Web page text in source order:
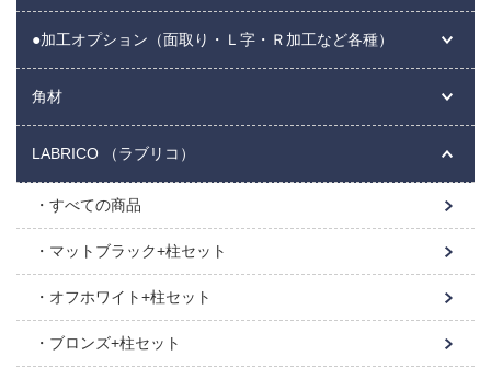
●加工オプション（面取り・Ｌ字・Ｒ加工など各種）
角材
LABRICO （ラブリコ）
すべての商品
マットブラック+柱セット
オフホワイト+柱セット
ブロンズ+柱セット